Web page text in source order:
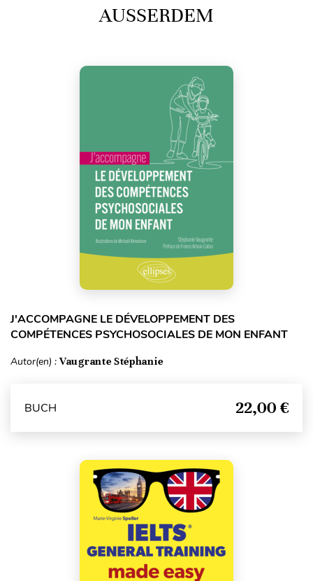
AUSSERDEM
J'ACCOMPAGNE LE DÉVELOPPEMENT DES
COMPÉTENCES PSYCHOSOCIALES DE MON ENFANT
Autor(en) : Vaugrante Stéphanie
BUCH 22,00 €